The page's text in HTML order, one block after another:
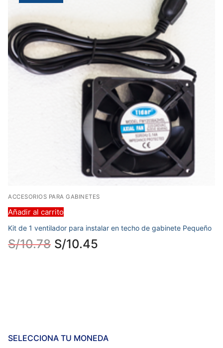
ACCESORIOS PARA GABINETES
Añadir al carrito
Kit de 1 ventilador para instalar en techo de gabinete Pequeño
S/10.78 S/10.45
SELECCIONA TU MONEDA